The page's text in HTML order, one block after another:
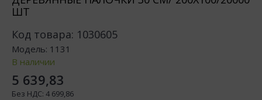
ШТ
Код товара: 1030605
Модель: 1131
В наличии
5 639,83
Без НДС: 4 699,86